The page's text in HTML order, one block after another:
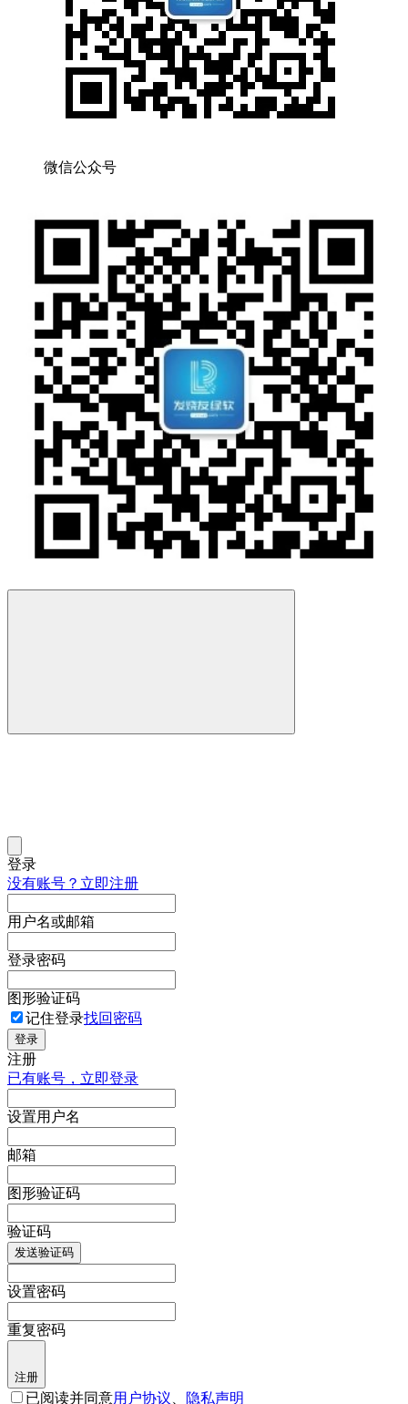
微信公众号
登录
没有账号？立即注册
用户名或邮箱
登录密码
图形验证码
记住登录找回密码
登录
注册
已有账号，立即登录
设置用户名
邮箱
图形验证码
验证码
发送验证码
设置密码
重复密码
注册
已阅读并同意用户协议 隐私声明